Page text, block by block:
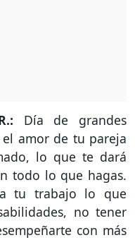
Día de grandes
el amor de tu pareja
lo que te dará
todo lo que hagas.
a tu trabajo lo que
no tener
con más